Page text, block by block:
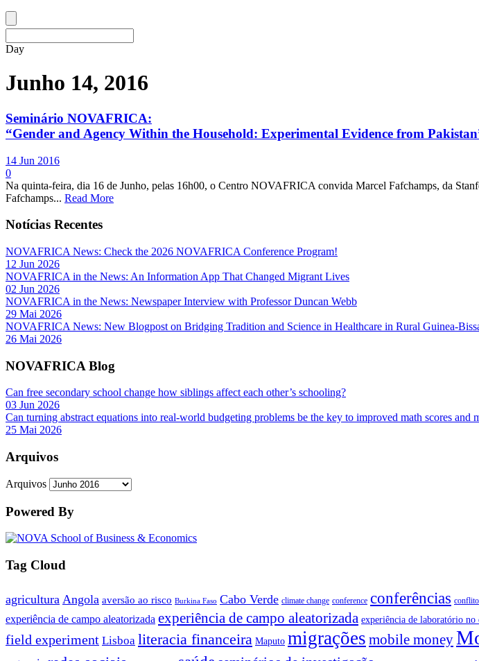
Day
Junho 14, 2016
Seminário NOVAFRICA:
“Gender and Agency Within the Household: Experimental Evidence from
14 Jun 2016
0
Na quinta-feira, dia 16 de Junho, pelas 16h00, o Centro NOVAFRICA convida Marcel Fafchamps, da
Fafchamps... Read More
Notícias Recentes
NOVAFRICA News: Check the 2026 NOVAFRICA Conference Program!
12 Jun 2026
NOVAFRICA in the News: An Information App That Changed Migrant Lives
02 Jun 2026
NOVAFRICA in the News: Newspaper Interview with Professor Duncan Webb
29 Mai 2026
NOVAFRICA News: New Blogpost on Bridging Tradition and Science in Healthcare in Rural Guinea-
26 Mai 2026
NOVAFRICA Blog
Can free secondary school change how siblings affect each other’s schooling?
03 Jun 2026
Can turning abstract equations into real-world budgeting problems be the key to improved math scores and
25 Mai 2026
Arquivos
Arquivos
Powered By
Tag Cloud
agricultura Angola aversão ao risco Burkina Faso Cabo Verde climate change conference conferências conflito
experiência de campo aleatorizada experiência de campo aleatorizada experiência de laboratório no
field experiment Lisboa literacia financeira Maputo migrações mobile money